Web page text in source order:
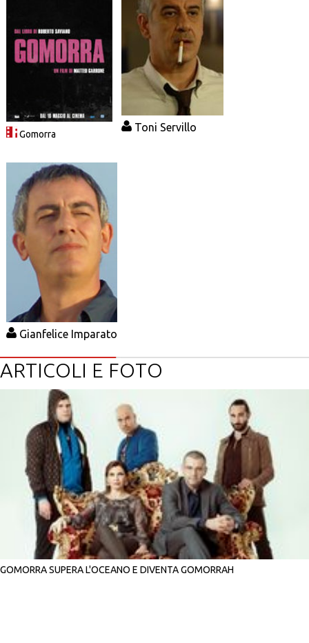
Gomorra
Toni Servillo
Gianfelice Imparato
ARTICOLI E FOTO
GOMORRA SUPERA L'OCEANO E DIVENTA GOMORRAH